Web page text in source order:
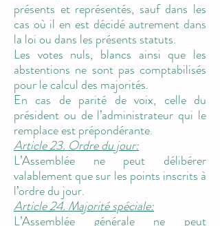
présents et représentés, sauf dans les
cas où il en est décidé autrement dans
la loi ou dans les présents statuts.
Les votes nuls, blancs ainsi que les
abstentions ne sont pas comptabilisés
pour le calcul des majorités.
En cas de parité de voix, celle du
président ou de l’administrateur qui le
remplace est prépondérante.
Article 23. Ordre du jour:
L’Assemblée ne peut délibérer
valablement que sur les points inscrits à
l’ordre du jour.
Article 24. Majorité spéciale:
L’Assemblée générale ne peut